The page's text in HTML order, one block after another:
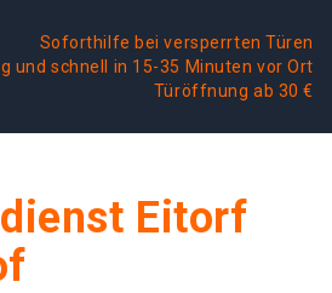
Soforthilfe bei versperrten Türen
und schnell in 15-35 Minuten vor Ort
Türöffnung ab 30 €
Eitorf